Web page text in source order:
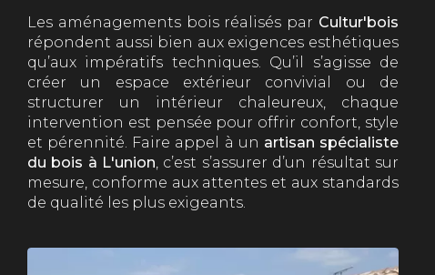
Les aménagements bois réalisés par Cultur'bois
répondent aussi bien aux exigences esthétiques
qu’aux impératifs techniques. Qu’il s’agisse de
créer un espace extérieur convivial ou de
structurer un intérieur chaleureux, chaque
intervention est pensée pour offrir confort, style
et pérennité. Faire appel à un artisan spécialiste
du bois à L'union, c’est s’assurer d’un résultat sur
mesure, conforme aux attentes et aux standards
de qualité les plus exigeants.